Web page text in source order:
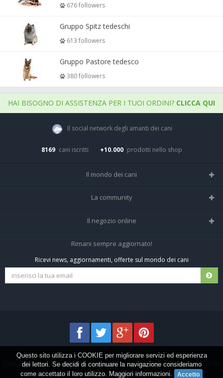
676 followers
Gruppo Spitz tedeschi
613 followers
Gruppo Pastore tedesco
380 followers
HAI BISOGNO DI ASSISTENZA PER I TUOI ORDINI? CLICCA QUI
Il social network degli amanti dei cani
8169 cani iscritti +10.000 prodotti nello shop
Il mondo dei cani
Tutte le razze
La community
Home
Tutti i cani iscritti
Il negozio online
Negozio per cani
Spedizioni e resi
Rimani sempre aggiornato!
Ricevi news, aggiornamenti, offerte sul mondo dei cani
Cani.it © 2013-2026 •Privacy•Frezza Network S.R.L. P.I. 01821400676 REA: TE
155907 - Tutti i diritti riservati
Questo sito utilizza i COOKIE per migliorare servizi ed esperienza
dei lettori. Se decidi di continuare la navigazione consideriamo
come accettato il loro utilizzo. Maggiori informazioni.